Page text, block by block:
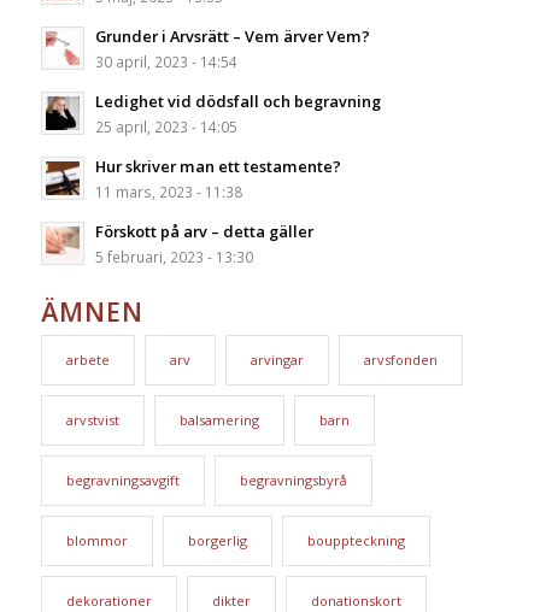
Grunder i Arvsrätt – Vem ärver Vem?
30 april, 2023 - 14:54
Ledighet vid dödsfall och begravning
25 april, 2023 - 14:05
Hur skriver man ett testamente?
11 mars, 2023 - 11:38
Förskott på arv – detta gäller
5 februari, 2023 - 13:30
ÄMNEN
arbete arv arvingar arvsfonden
arvstvist balsamering barn
begravningsavgift begravningsbyrå
blommor borgerlig bouppteckning
dekorationer dikter donationskort